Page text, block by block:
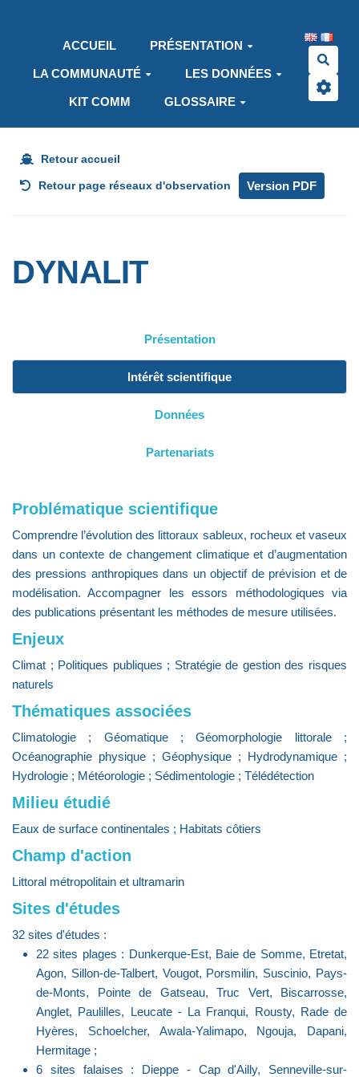
ACCUEIL
PRÉSENTATION
LA COMMUNAUTÉ LES DONNÉES
KIT COMM GLOSSAIRE
Retour accueil
Retour page réseaux d'observation Version PDF
DYNALIT
Présentation
Intérêt scientifique
Données
Partenariats
Problématique scientifique
Comprendre l’évolution des littoraux sableux, rocheux et vaseux
dans un contexte de changement climatique et d’augmentation
des pressions anthropiques dans un objectif de prévision et de
modélisation. Accompagner les essors méthodologiques via
des publications présentant les méthodes de mesure utilisées.
Enjeux
Climat ; Politiques publiques ; Stratégie de gestion des risques
naturels
Thématiques associées
Climatologie ; Géomatique ; Géomorphologie littorale ;
Océanographie physique ; Géophysique ; Hydrodynamique ;
Hydrologie ; Météorologie ; Sédimentologie ; Télédétection
Milieu étudié
Eaux de surface continentales ; Habitats côtiers
Champ d'action
Littoral métropolitain et ultramarin
Sites d'études
32 sites d'études :
22 sites plages : Dunkerque-Est, Baie de Somme, Etretat,
Agon, Sillon-de-Talbert, Vougot, Porsmilin, Suscinio, Pays-
de-Monts, Pointe de Gatseau, Truc Vert, Biscarrosse,
Anglet, Paulilles, Leucate - La Franqui, Rousty, Rade de
Hyères, Schoelcher, Awala-Yalimapo, Ngouja, Dapani,
Hermitage ;
6 sites falaises : Dieppe - Cap d'Ailly, Senneville-sur-